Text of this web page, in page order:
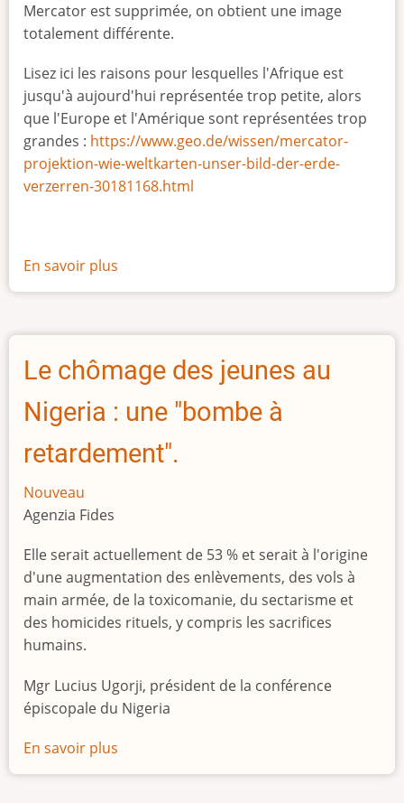
Mercator est supprimée, on obtient une image
totalement différente.
Lisez ici les raisons pour lesquelles l'Afrique est
jusqu'à aujourd'hui représentée trop petite, alors
que l'Europe et l'Amérique sont représentées trop
grandes : https://www.geo.de/wissen/mercator-
projektion-wie-weltkarten-unser-bild-der-erde-
verzerren-30181168.html
En savoir plus
La
taille
l'Afrique
Le chômage des jeunes au
Nigeria : une "bombe à
retardement".
Nouveau
Agenzia Fides
Elle serait actuellement de 53 % et serait à l'origine
d'une augmentation des enlèvements, des vols à
main armée, de la toxicomanie, du sectarisme et
des homicides rituels, y compris les sacrifices
humains.
Mgr Lucius Ugorji, président de la conférence
épiscopale du Nigeria
En savoir plus
Le